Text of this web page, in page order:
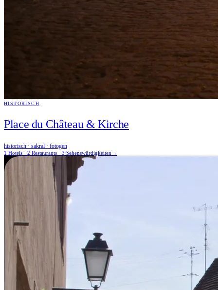
HISTORISCH
Place du Château & Kirche
historisch · sakral · fotogen
1 Hotels · 2 Restaurants · 3 Sehenswürdigkeiten →